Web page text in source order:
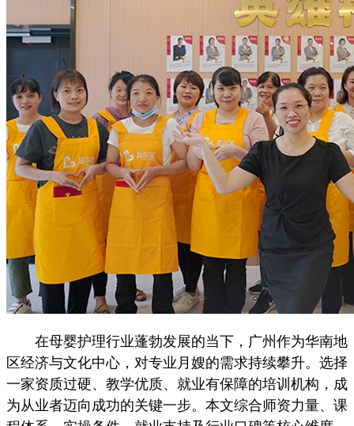
在母婴护理行业蓬勃发展的当下，广州作为华南地
区经济与文化中心，对专业月嫂的需求持续攀升。选择
一家资质过硬、教学优质、就业有保障的培训机构，成
为从业者迈向成功的关键一步。本文综合师资力量、课